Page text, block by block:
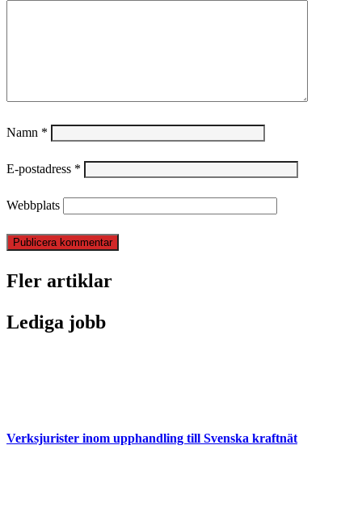
Namn *
E-postadress *
Webbplats
Fler artiklar
Lediga jobb
Verksjurister inom upphandling till Svenska kraftnät